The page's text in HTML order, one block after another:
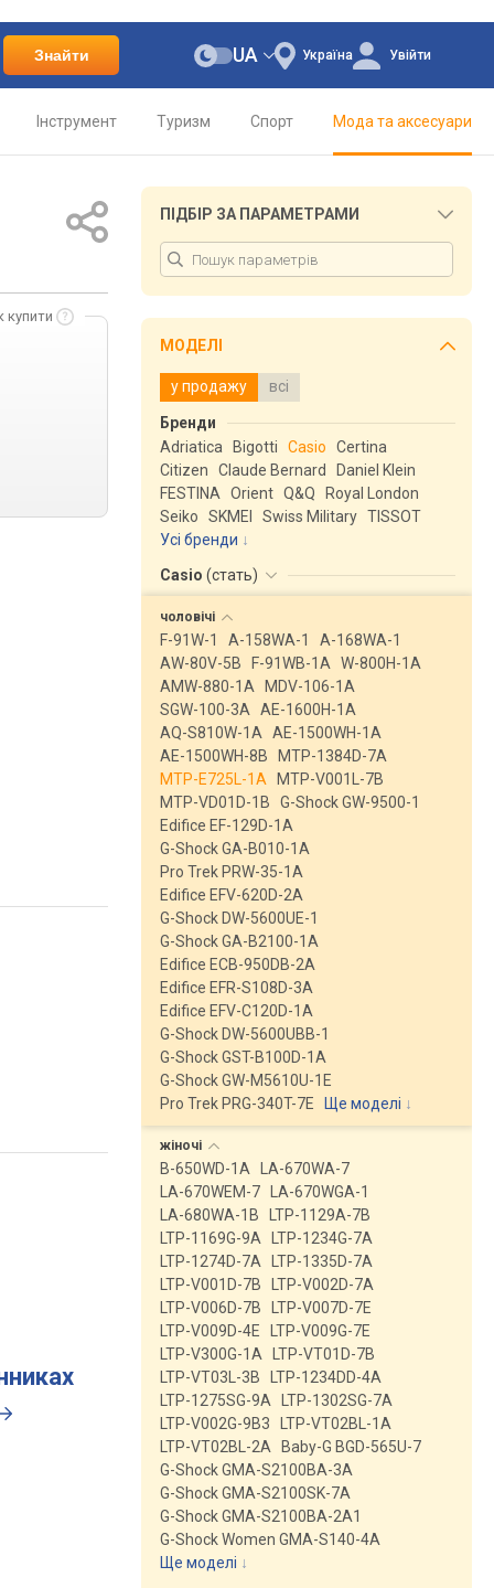
Знайти Україна
UA Увійти
Інструмент Туризм Спорт Мода та аксесуари
купити
ПІДБІР ЗА ПАРАМЕТРАМИ
МОДЕЛІ
у продажу всі
Бренди
Adriatica
Bigotti Casio
Certina
Citizen
Claude Bernard
Daniel Klein
FESTINA
Orient Q&Q
Royal London
Seiko
SKMEI Swiss Military TISSOT
Усі бренди
Casio (стать)
чоловічі
F-91W-1 A-158WA-1
A-168WA-1
AW-80V-5B
F-91WB-1A
W-800H-1A
AMW-880-1A
MDV-106-1A
SGW-100-3A
AE-1600H-1A
AQ-S810W-1A
AE-1500WH-1A
AE-1500WH-8B
MTP-1384D-7A
MTP-E725L-1A
MTP-V001L-7B
MTP-VD01D-1B
G-Shock GW-9500-1
Edifice EF-129D-1A
G-Shock GA-B010-1A
Pro Trek PRW-35-1A
Edifice EFV-620D-2A
G-Shock DW-5600UE-1
G-Shock GA-B2100-1A
Edifice ECB-950DB-2A
Edifice EFR-S108D-3A
Edifice EFV-C120D-1A
G-Shock DW-5600UBB-1
G-Shock GST-B100D-1A
G-Shock GW-M5610U-1E
Pro Trek PRG-340T-7E
Ще моделі ↓
жіночі
B-650WD-1A
LA-670WA-7
LA-670WEM-7
LA-670WGA-1
LA-680WA-1B
LTP-1129A-7B
LTP-1169G-9A
LTP-1234G-7A
LTP-1274D-7A
LTP-1335D-7A
LTP-V001D-7B
LTP-V002D-7A
LTP-V006D-7B
LTP-V007D-7E
LTP-V009D-4E
LTP-V009G-7E
LTP-V300G-1A
LTP-VT01D-7B
LTP-VT03L-3B
LTP-1234DD-4A
LTP-1275SG-9A
LTP-1302SG-7A
LTP-V002G-9B3
LTP-VT02BL-1A
LTP-VT02BL-2A
Baby-G BGD-565U-7
G-Shock GMA-S2100BA-3A
G-Shock GMA-S2100SK-7A
G-Shock GMA-S2100BA-2A1
G-Shock Women GMA-S140-4A
Ще моделі ↓